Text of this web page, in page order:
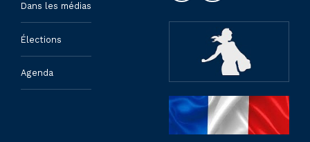
Dans les médias
Élections
Agenda